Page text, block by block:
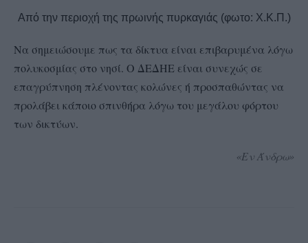
Από την περιοχή της πρωινής πυρκαγιάς (φωτο: Χ.Κ.Π.)
Να σημειώσουμε πως τα δίκτυα είναι επιβαρυμένα λόγω
πολυκοσμίας στο νησί. Ο ΔΕΔΗΕ είναι συνεχώς σε
επαγρύπνηση πλένοντας κολώνες ή προσπαθώντας να
προλάβει κάποιο σπινθήρα λόγω του μεγάλου φόρτου
των δικτύων.
«Εν Άνδρω»